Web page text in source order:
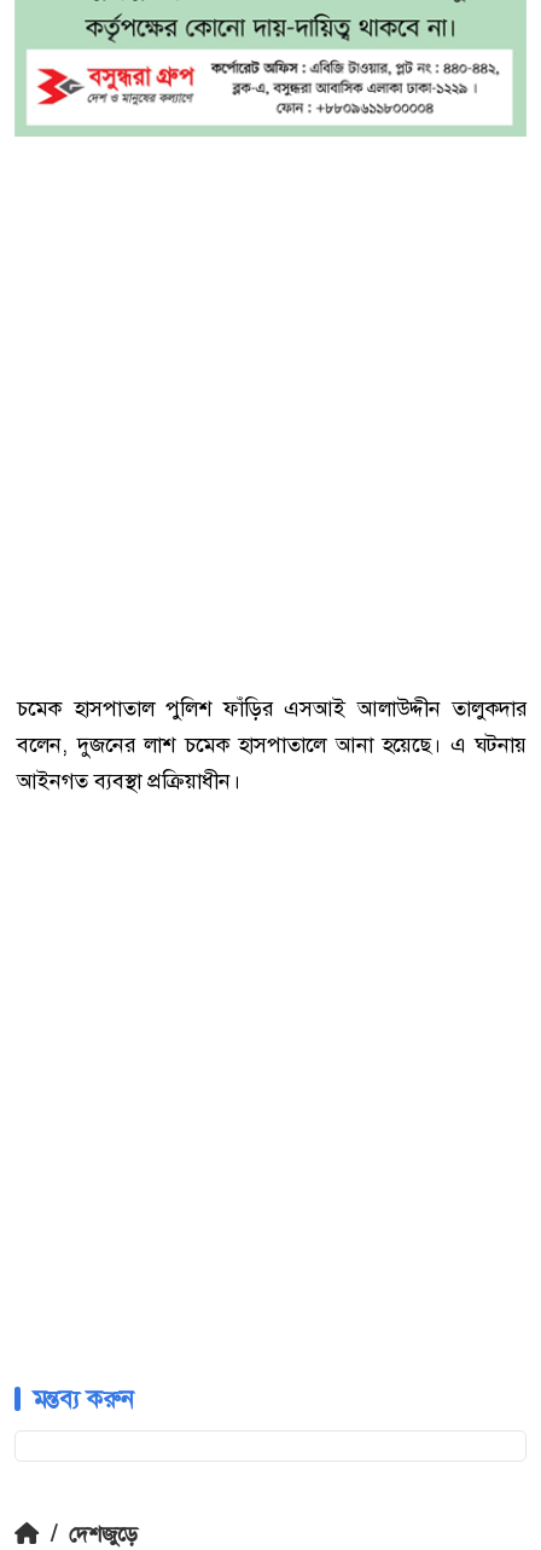
চমেক হাসপাতাল পুলিশ ফাঁড়ির এসআই আলাউদ্দীন তালুকদার
বলেন, দুজনের লাশ চমেক হাসপাতালে আনা হয়েছে। এ ঘটনায়
আইনগত ব্যবস্থা প্রক্রিয়াধীন।
মন্তব্য করুন
/ দেশজুড়ে